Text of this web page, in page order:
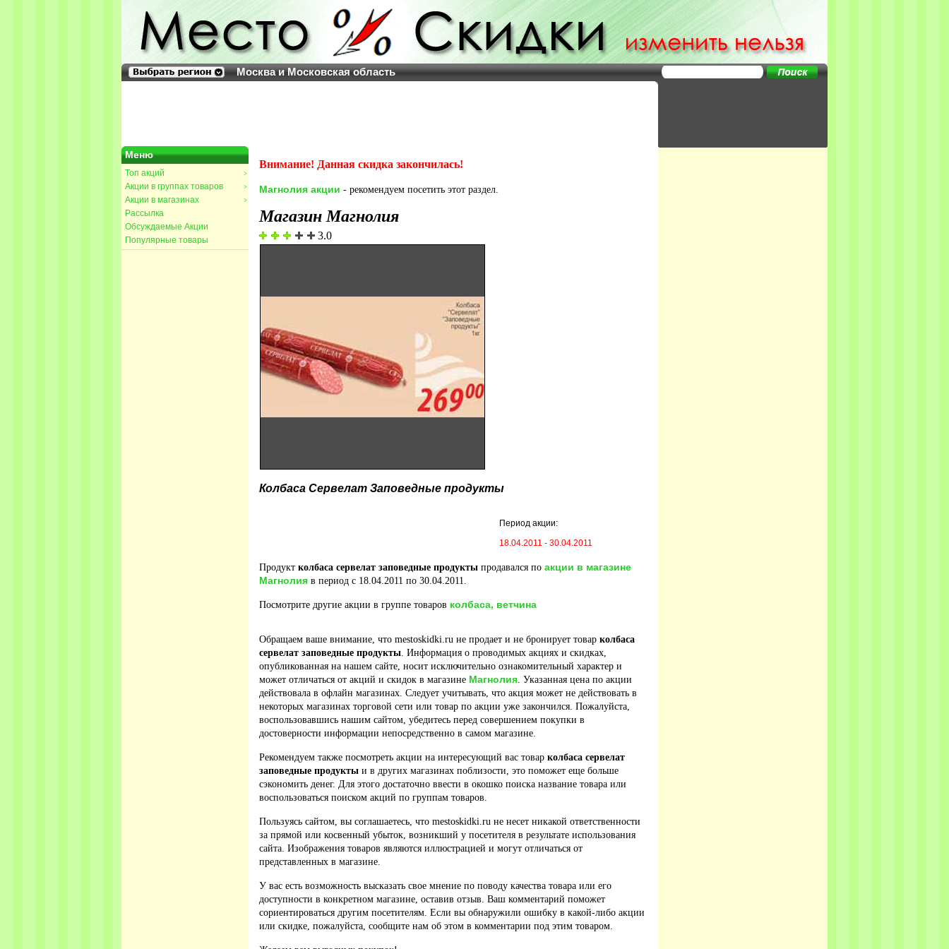
Москва и Московская область
Меню
>
Топ акций
>
Акции в группах товаров
>
Акции в магазинах
Рассылка
Обсуждаемые Акции
Популярные товары
Внимание! Данная скидка закончилась!
Магнолия акции - рекомендуем посетить этот раздел.
Магазин Магнолия
3.0
Колбаса Сервелат Заповедные продукты
Период акции:
18.04.2011 - 30.04.2011
Продукт колбаса сервелат заповедные продукты продавался по акции в магазине
Магнолия в период с 18.04.2011 по 30.04.2011.
Посмотрите другие акции в группе товаров колбаса, ветчина
Обращаем ваше внимание, что mestoskidki.ru не продает и не бронирует товар колбаса
сервелат заповедные продукты. Информация о проводимых акциях и скидках,
опубликованная на нашем сайте, носит исключительно ознакомительный характер и
может отличаться от акций и скидок в магазине Магнолия. Указанная цена по акции
действовала в офлайн магазинах. Следует учитывать, что акция может не действовать в
некоторых магазинах торговой сети или товар по акции уже закончился. Пожалуйста,
воспользовавшись нашим сайтом, убедитесь перед совершением покупки в
достоверности информации непосредственно в самом магазине.
Рекомендуем также посмотреть акции на интересующий вас товар колбаса сервелат
заповедные продукты и в других магазинах поблизости, это поможет еще больше
сэкономить денег. Для этого достаточно ввести в окошко поиска название товара или
воспользоваться поиском акций по группам товаров.
Пользуясь сайтом, вы соглашаетесь, что mestoskidki.ru не несет никакой ответственности
за прямой или косвенный убыток, возникший у посетителя в результате использования
сайта. Изображения товаров являются иллюстрацией и могут отличаться от
представленных в магазине.
У вас есть возможность высказать свое мнение по поводу качества товара или его
доступности в конкретном магазине, оставив отзыв. Ваш комментарий поможет
сориентироваться другим посетителям. Если вы обнаружили ошибку в какой-либо акции
или скидке, пожалуйста, сообщите нам об этом в комментарии под этим товаром.